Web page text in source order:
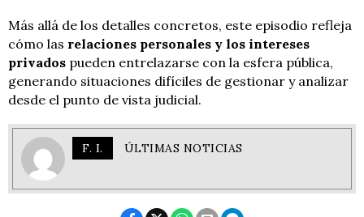
Más allá de los detalles concretos, este episodio refleja
cómo las relaciones personales y los intereses
privados pueden entrelazarse con la esfera pública,
generando situaciones difíciles de gestionar y analizar
desde el punto de vista judicial.
F. I. ÚLTIMAS NOTICIAS